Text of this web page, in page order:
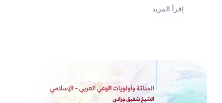
إقرأ المزيد